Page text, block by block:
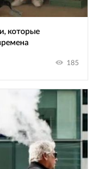
которые
185